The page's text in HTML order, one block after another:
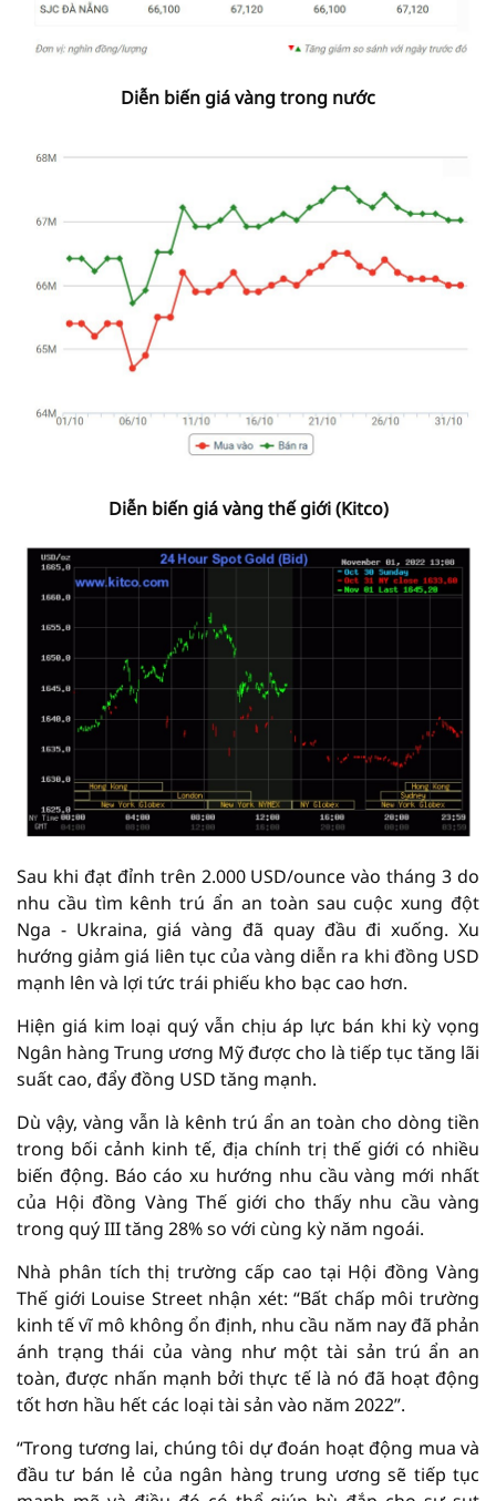
Diễn biến giá vàng trong nước
Diễn biến giá vàng thế giới (Kitco)
Sau khi đạt đỉnh trên 2.000 USD/ounce vào tháng 3 do
nhu cầu tìm kênh trú ẩn an toàn sau cuộc xung đột
Nga - Ukraina, giá vàng đã quay đầu đi xuống. Xu
hướng giảm giá liên tục của vàng diễn ra khi đồng USD
mạnh lên và lợi tức trái phiếu kho bạc cao hơn.
Hiện giá kim loại quý vẫn chịu áp lực bán khi kỳ vọng
Ngân hàng Trung ương Mỹ được cho là tiếp tục tăng lãi
suất cao, đẩy đồng USD tăng mạnh.
Dù vậy, vàng vẫn là kênh trú ẩn an toàn cho dòng tiền
trong bối cảnh kinh tế, địa chính trị thế giới có nhiều
biến động. Báo cáo xu hướng nhu cầu vàng mới nhất
của Hội đồng Vàng Thế giới cho thấy nhu cầu vàng
trong quý III tăng 28% so với cùng kỳ năm ngoái.
Nhà phân tích thị trường cấp cao tại Hội đồng Vàng
Thế giới Louise Street nhận xét: “Bất chấp môi trường
kinh tế vĩ mô không ổn định, nhu cầu năm nay đã phản
ánh trạng thái của vàng như một tài sản trú ẩn an
toàn, được nhấn mạnh bởi thực tế là nó đã hoạt động
tốt hơn hầu hết các loại tài sản vào năm 2022”.
“Trong tương lai, chúng tôi dự đoán hoạt động mua và
đầu tư bán lẻ của ngân hàng trung ương sẽ tiếp tục